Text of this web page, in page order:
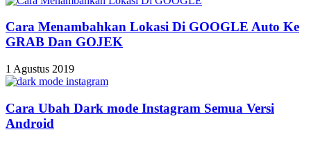
Cara Menambahkan Lokasi Di GOOGLE Auto Ke
GRAB Dan GOJEK
1 Agustus 2019
Cara Ubah Dark mode Instagram Semua Versi
Android